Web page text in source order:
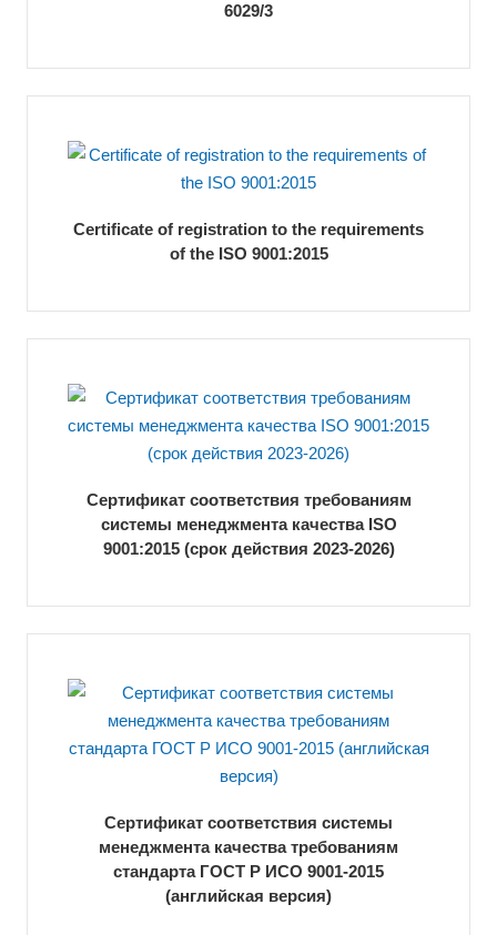
6029/3
Certificate of registration to the requirements
of the ISO 9001:2015
Сертификат соответствия требованиям
системы менеджмента качества ISO
9001:2015 (срок действия 2023-2026)
Сертификат соответствия системы
менеджмента качества требованиям
стандарта ГОСТ Р ИСО 9001-2015
(английская версия)